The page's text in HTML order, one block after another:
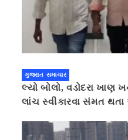
ગુજરાત સમાચાર
લ્યો બોલો, વડોદરા ખાણ
લાંચ સ્વીકારવા સંમત